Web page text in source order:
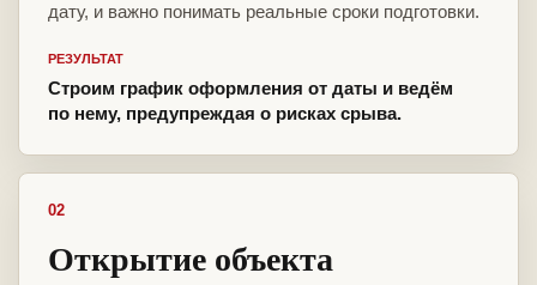
дату, и важно понимать реальные сроки подготовки.
РЕЗУЛЬТАТ
Строим график оформления от даты и ведём
по нему, предупреждая о рисках срыва.
02
Открытие объекта